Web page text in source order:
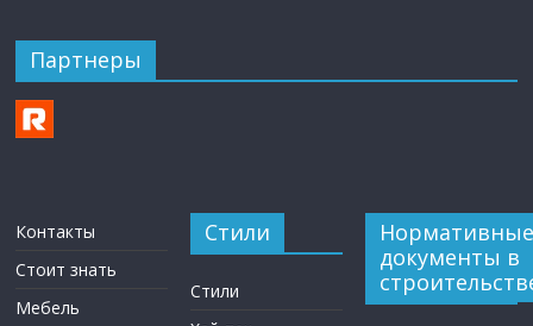
Партнеры
Контакты
Стоит знать
Мебель
Стили
Стили
Нормативные
документы в